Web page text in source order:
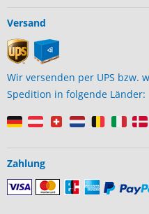
Versand
Wir versenden per UPS bzw.
Spedition in folgende Länder:
Zahlung